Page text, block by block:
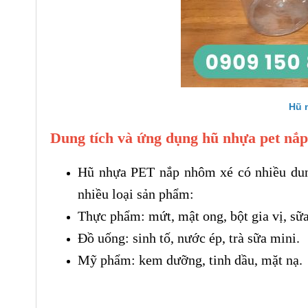
Hũ
Dung tích và ứng dụng hũ nhựa pet
Hũ nhựa PET nắp nhôm xé có nhiều
nhiều loại sản phẩm:
Thực phẩm: mứt, mật ong, bột gia vị,
Đồ uống: sinh tố, nước ép, trà sữa mini.
Mỹ phẩm: kem dưỡng, tinh dầu, mặt nạ.